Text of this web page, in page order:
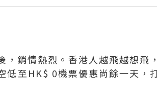
銷情熱烈。香港人越飛越想飛
低至HK$ 0機票優惠尚餘一天，